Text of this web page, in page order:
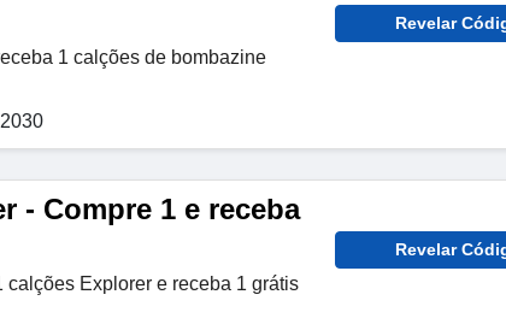
1 calções de bombazine
Revelar
- Compre 1 e receba
calções Explorer e receba 1 grátis
Revelar